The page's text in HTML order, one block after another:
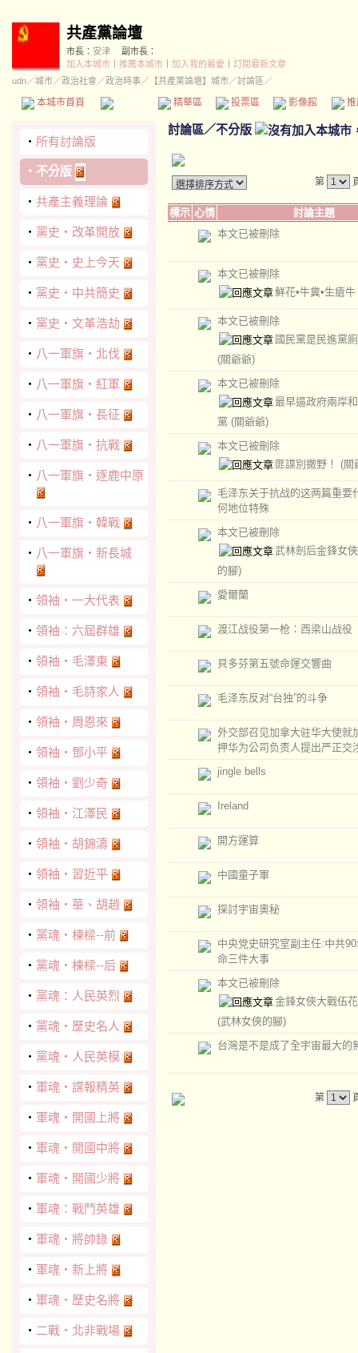
共產黨論壇
市長： 安津
副市長：
加入本城市
推薦本城市 加入我的最愛
訂閱最新文章
udn／城市／政治社會 ／政治時事／ 【共產黨論壇】城市／討論區／
本城市首頁 精華區 投票區 影像館
‧ 所有討論版
‧ 不分版
‧ 共產主義理論
‧ 黨史‧改革開放
‧ 黨史‧史上今天
‧ 黨史‧中共簡史
‧ 黨史‧文革浩劫
‧ 八一軍旗‧北伐
‧ 八一軍旗‧紅軍
‧ 八一軍旗‧長征
‧ 八一軍旗‧抗戰
‧ 八一軍旗‧逐鹿中原
‧ 八一軍旗‧韓戰
‧ 八一軍旗‧新長城
‧ 領袖‧一大代表
‧ 領袖：六屆群雄
‧ 領袖‧毛澤東
‧ 領袖‧毛詩家人
‧ 領袖‧周恩來
‧ 領袖‧鄧小平
‧ 領袖‧劉少奇
‧ 領袖‧江澤民
‧ 領袖‧胡錦濤
‧ 領袖‧習近平
‧ 領袖‧華、胡趙
‧ 黨魂‧棟樑--前
‧ 黨魂‧棟樑--后
‧ 黨魂：人民英烈
‧ 黨魂‧歷史名人
‧ 黨魂‧人民英模
‧ 軍魂‧諜報精英
‧ 軍魂‧開國上將
‧ 軍魂‧開國中將
‧ 軍魂‧開國少將
‧ 軍魂：戰鬥英雄
‧ 軍魂‧將帥錄
‧ 軍魂‧新上將
‧ 軍魂‧歷史名將
‧ 二戰‧北非戰場
討論區／不分版
第
標示 心情
討論主題
本文已被刪除
本文已被刪除
鮮花•牛糞•生瘡牛
本文已被刪除
國民黨是民進黨
(關爺爺)
本文已被刪除
最早逼政府兩岸
黨 (關爺爺)
本文已被刪除
匪諜別撒野！ (關
毛泽东关于抗战的这两篇重要
何地位特殊
本文已被刪除
武林劍后金鋒女
的腳)
愛爾蘭
渡江战役第一枪：西梁山战役
貝多芬第五號命運交響曲
毛泽东反对“台独”的斗争
外交部召见加拿大驻华大使就
押华为公司负责人提出严正交
jingle bells
Ireland
開方運算
中國童子軍
探討宇宙奧秘
中央党史研究室副主任:中共
命三件大事
本文已被刪除
金鋒女俠大戰伍
(武林女俠的腳)
台灣是不是成了全宇宙最大的
第